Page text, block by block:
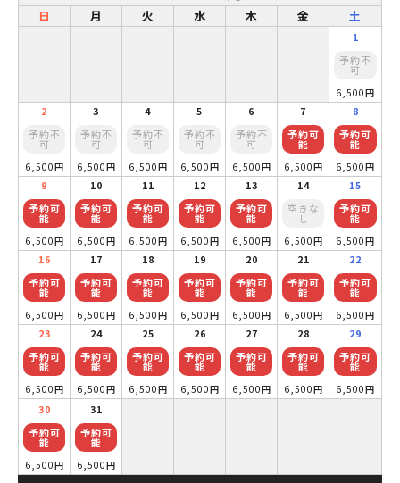
日 月 火 水 木 金 土
1
予約不
可
6,500円
2
予約不
可
6,500円
3
予約不
可
6,500円
4
予約不
可
6,500円
5
予約不
可
6,500円
6
予約不
可
6,500円
7
予約可
能
6,500円
8
予約可
能
6,500円
9
予約可
能
6,500円
10
予約可
能
6,500円
11
予約可
能
6,500円
12
予約可
能
6,500円
13
予約可
能
6,500円
14
空きな
し
6,500円
15
予約可
能
6,500円
16
予約可
能
6,500円
17
予約可
能
6,500円
18
予約可
能
6,500円
19
予約可
能
6,500円
20
予約可
能
6,500円
21
予約可
能
6,500円
22
予約可
能
6,500円
23
予約可
能
6,500円
24
予約可
能
6,500円
25
予約可
能
6,500円
26
予約可
能
6,500円
27
予約可
能
6,500円
28
予約可
能
6,500円
29
予約可
能
6,500円
30
予約可
能
6,500円
31
予約可
能
6,500円